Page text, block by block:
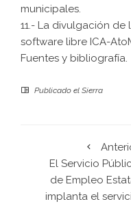
municipales.
11.- La divulgación
software libre ICA-
Fuentes y bibliografía.
Publicado el Sierra
El Servicio
de Empleo
implanta el